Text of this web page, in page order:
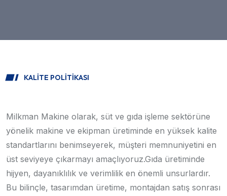
KALITE POLITIKASI
Milkman Makine olarak, süt ve gıda işleme sektörüne
yönelik makine ve ekipman üretiminde en yüksek kalite
standartlarını benimseyerek, müşteri memnuniyetini en
üst seviyeye çıkarmayı amaçlıyoruz.Gıda üretiminde
hijyen, dayanıklılık ve verimlilik en önemli unsurlardır.
Bu bilinçle, tasarımdan üretime, montajdan satış sonrası